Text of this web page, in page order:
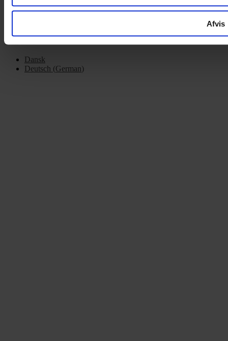
Afvis
Copyright © 2022.Design & hosting by Webhuset Ballum ApS
Dansk
Deutsch (German)